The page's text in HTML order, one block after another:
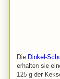
Die Dinkel-
erhalten sie
125 g der